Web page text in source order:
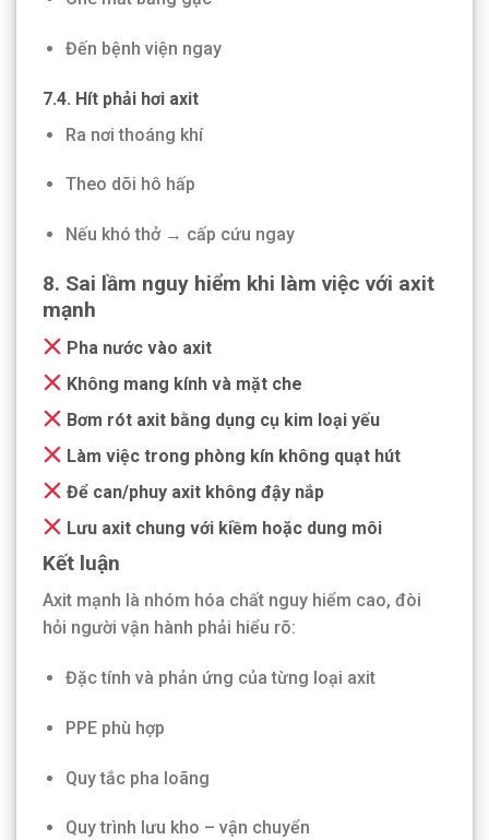
Đến bệnh viện ngay
7.4. Hít phải hơi axit
Ra nơi thoáng khí
Theo dõi hô hấp
Nếu khó thở → cấp cứu ngay
8. Sai lầm nguy hiểm khi làm việc với axit
mạnh
Pha nước vào axit
Không mang kính và mặt che
Bơm rót axit bằng dụng cụ kim loại yếu
Làm việc trong phòng kín không quạt hút
Để can/phuy axit không đậy nắp
Lưu axit chung với kiềm hoặc dung môi
Kết luận
Axit mạnh là nhóm hóa chất nguy hiểm cao, đòi
hỏi người vận hành phải hiểu rõ:
Đặc tính và phản ứng của từng loại axit
PPE phù hợp
Quy tắc pha loãng
Quy trình lưu kho – vận chuyển